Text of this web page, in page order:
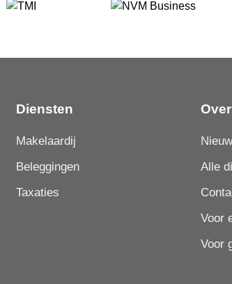
Diensten
Makelaardij
Beleggingen
Taxaties
Alle
Voor
Voor